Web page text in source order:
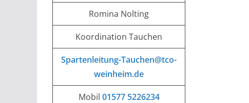
Romina Nolting
Koordination Tauchen
Spartenleitung-Tauchen@tco-
weinheim.de
Mobil 01577 5226234